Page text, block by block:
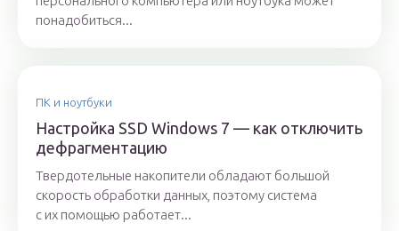
понадобиться...
ПК и ноутбуки
Настройка SSD Windows 7 — как отключить
дефрагментацию
Твердотельные накопители обладают большой
скорость обработки данных, поэтому система
с их помощью работает...